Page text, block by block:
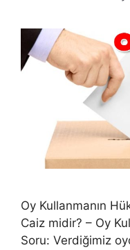
Oy Kullanmanın
Caiz midir? – Oy
Soru: Verdiğimiz